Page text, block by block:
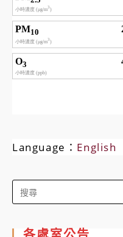
Language： English
Search
for: